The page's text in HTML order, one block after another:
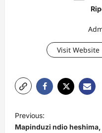
Visit Website
o
Previous:
Mapinduzi ndio